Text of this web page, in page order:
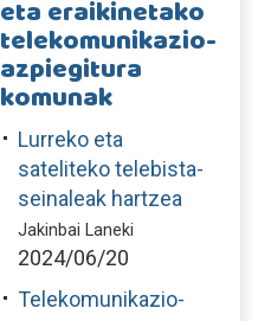
eta eraikinetako
telekomunikazio-
azpiegitura
komunak
Lurreko eta
sateliteko telebista-
seinaleak hartzea
Jakinbai Laneki
2024/06/20
Telekomunikazio-